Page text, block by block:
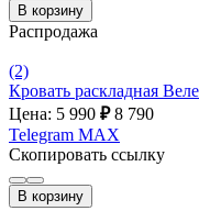
В корзину
Распродажа
(2)
Кровать раскладная
Цена: 5 990 ₽ 8 790
Telegram MAX
Скопировать ссылку
В корзину